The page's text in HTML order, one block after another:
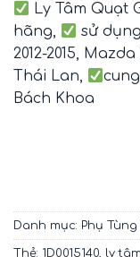
Ly Tâm Quạt
hãng,
sử
2012-2015,
Thái Lan,
Bách Khoa
Danh mục: Phụ
Thẻ: 1D0015140, ly